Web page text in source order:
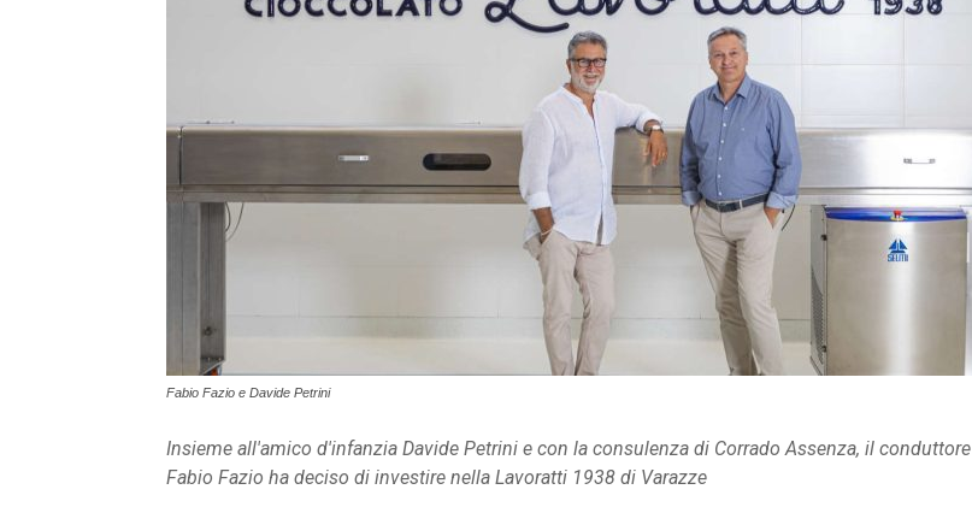
Fabio Fazio e Davide Petrini
Insieme all'amico d'infanzia Davide Petrini e con la consulenza di Corrado Assenza, il conduttore
Fabio Fazio ha deciso di investire nella Lavoratti 1938 di Varazze